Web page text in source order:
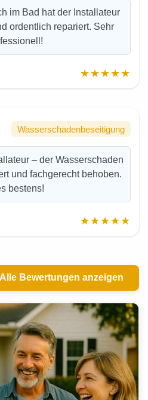
im Bad hat der Installateur
ordentlich repariert. Sehr
★★★★★
Wasserschadenbeseitigung
– der Wasserschaden
und fachgerecht behoben.
bestens!
★★★★★
Alle Bewertungen anzeigen